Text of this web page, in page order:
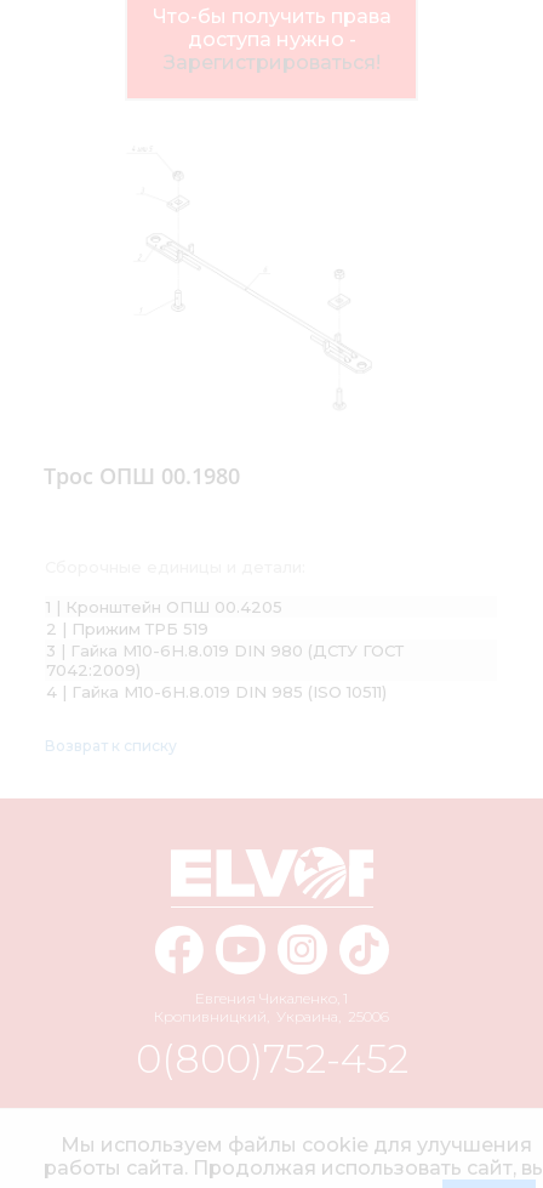
Что-бы получить права
доступа нужно -
Зарегистрироваться!
Трос ОПШ 00.1980
1 | Кронштейн ОПШ 00.4205
2 | Прижим ТРБ 519
3 | Гайка М10-6H.8.019 DIN 980 (ДСТУ ГОСТ
7042:2009)
4 | Гайка М10-6Н.8.019 DIN 985 (ISO 10511)
Возврат к списку
Евгения Чикаленко, 1
Кропивницкий
Украина 25006
0(800)752-452
info@elvorti.com
Мы используем файлы cookie для улучшения
работы сайта. Продолжая использовать сайт,